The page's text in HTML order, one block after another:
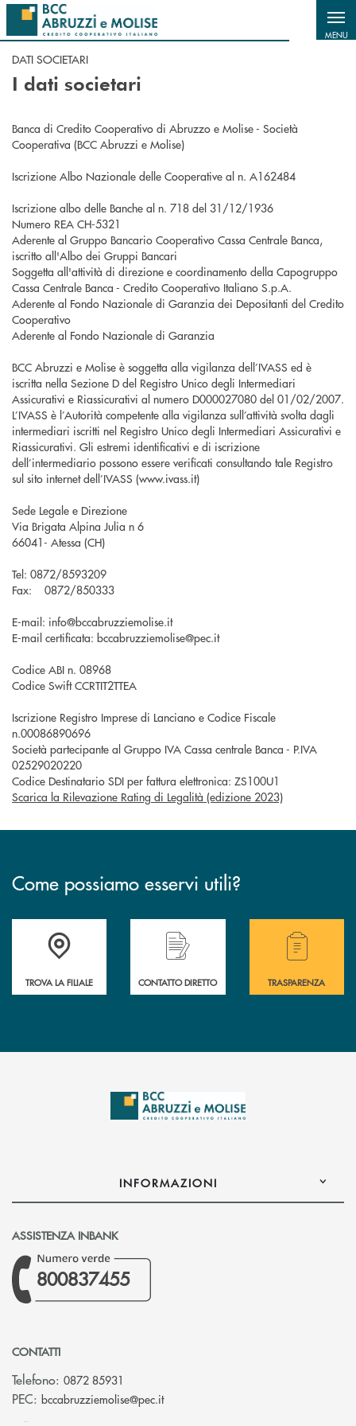
Salta al contenuto principale
MENU
DATI SOCIETARI
I dati societari
Banca di Credito Cooperativo di Abruzzo e Molise - Società
Cooperativa (BCC Abruzzi e Molise)
Iscrizione Albo Nazionale delle Cooperative al n. A162484
Iscrizione albo delle Banche al n. 718 del 31/12/1936
Numero REA CH-5321
Aderente al Gruppo Bancario Cooperativo Cassa Centrale Banca,
iscritto all'Albo dei Gruppi Bancari
Soggetta all'attività di direzione e coordinamento della Capogruppo
Cassa Centrale Banca - Credito Cooperativo Italiano S.p.A.
Aderente al Fondo Nazionale di Garanzia dei Depositanti del Credito
Cooperativo
Aderente al Fondo Nazionale di Garanzia
BCC Abruzzi e Molise è soggetta alla vigilanza dell’IVASS ed è
iscritta nella Sezione D del Registro Unico degli Intermediari
Assicurativi e Riassicurativi al numero D000027080 del 01/02/2007.
L’IVASS è l’Autorità competente alla vigilanza sull’attività svolta dagli
intermediari iscritti nel Registro Unico degli Intermediari Assicurativi e
Riassicurativi. Gli estremi identificativi e di iscrizione
dell’intermediario possono essere verificati consultando tale Registro
sul sito internet dell’IVASS (www.ivass.it)
Sede Legale e Direzione
Via Brigata Alpina Julia n 6
66041- Atessa (CH)
Tel: 0872/8593209
Fax: 0872/850333
E-mail: info@bccabruzziemolise.it
E-mail certificata: bccabruzziemolise@pec.it
Codice ABI n. 08968
Codice Swift CCRTIT2TTEA
Iscrizione Registro Imprese di Lanciano e Codice Fiscale
n.00086890696
Società partecipante al Gruppo IVA Cassa centrale Banca - P.IVA
02529020220
Codice Destinatario SDI per fattura elettronica: ZS100U1
Scarica la Rilevazione Rating di Legalità (edizione 2023)
Come possiamo esservi utili?
Accedi all' elenco completo delle filiali .
TROVA LA FILIALE CONTATTO DIRETTO
Hai bisogno di
TRASPARENZA
INFORMAZIONI
ASSISTENZA INBANK
800837455
CONTATTI
Telefono: 0872 85931
PEC: bccabruzziemolise@pec.it(si apre l’app di posta elettronica)